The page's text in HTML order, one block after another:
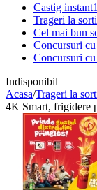
Castig instant
Trageri la sorti
Cel mai bun
Concursuri
Concursuri
Indisponibil
Acasa/Trageri la
4K Smart, frigidere